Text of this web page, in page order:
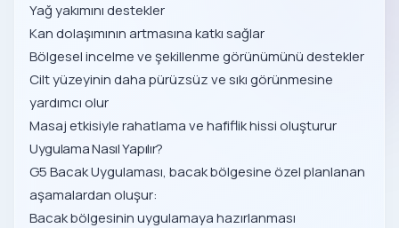
Yağ yakımını destekler
Kan dolaşımının artmasına katkı sağlar
Bölgesel incelme ve şekillenme görünümünü destekler
Cilt yüzeyinin daha pürüzsüz ve sıkı görünmesine
yardımcı olur
Masaj etkisiyle rahatlama ve hafiflik hissi oluşturur
Uygulama Nasıl Yapılır?
G5 Bacak Uygulaması, bacak bölgesine özel planlanan
aşamalardan oluşur:
Bacak bölgesinin uygulamaya hazırlanması